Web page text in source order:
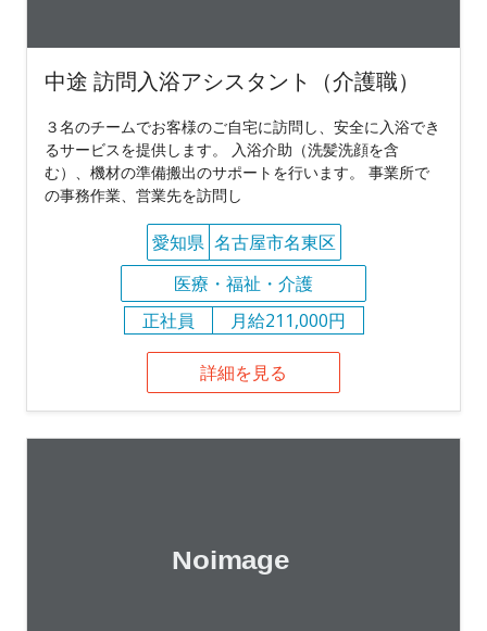
中途 訪問入浴アシスタント（介護職）
３名のチームでお客様のご自宅に訪問し、安全に入浴でき
るサービスを提供します。 入浴介助（洗髪洗顔を含
む）、機材の準備搬出のサポートを行います。 事業所で
の事務作業、営業先を訪問し
愛知県 名古屋市名東区
医療・福祉・介護
正社員
月給211,000円
詳細を見る